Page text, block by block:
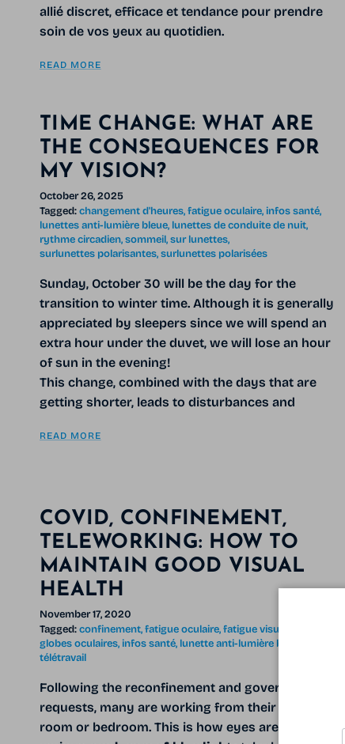
allié discret, efficace et tendance pour prendre
soin de vos yeux au quotidien.
READ MORE
TIME CHANGE: WHAT ARE
THE CONSEQUENCES FOR
MY VISION?
October 26, 2025
Tagged:changement d'heures fatigue oculaire infos santé
lunettes anti-lumière bleue lunettes de conduite de nuit
rythme circadien sommeil sur lunettes
surlunettes polarisantes surlunettes polarisées
Sunday, October 30 will be the day for the
transition to winter time. Although it is generally
appreciated by sleepers since we will spend an
extra hour under the duvet, we will lose an hour
of sun in the evening!
This change, combined with the days that are
getting shorter, leads to disturbances and
READ MORE
COVID, CONFINEMENT,
TELEWORKING: HOW TO
MAINTAIN GOOD VISUAL
HEALTH
November 17, 2020
Tagged:confinement fatigue oculaire fatigue visuelle
globes oculaires infos santé lunette anti-lumière bleue
télétravail
Following the reconfinement and government
requests, many are working from their living
room or bedroom. This is how eyes are on the